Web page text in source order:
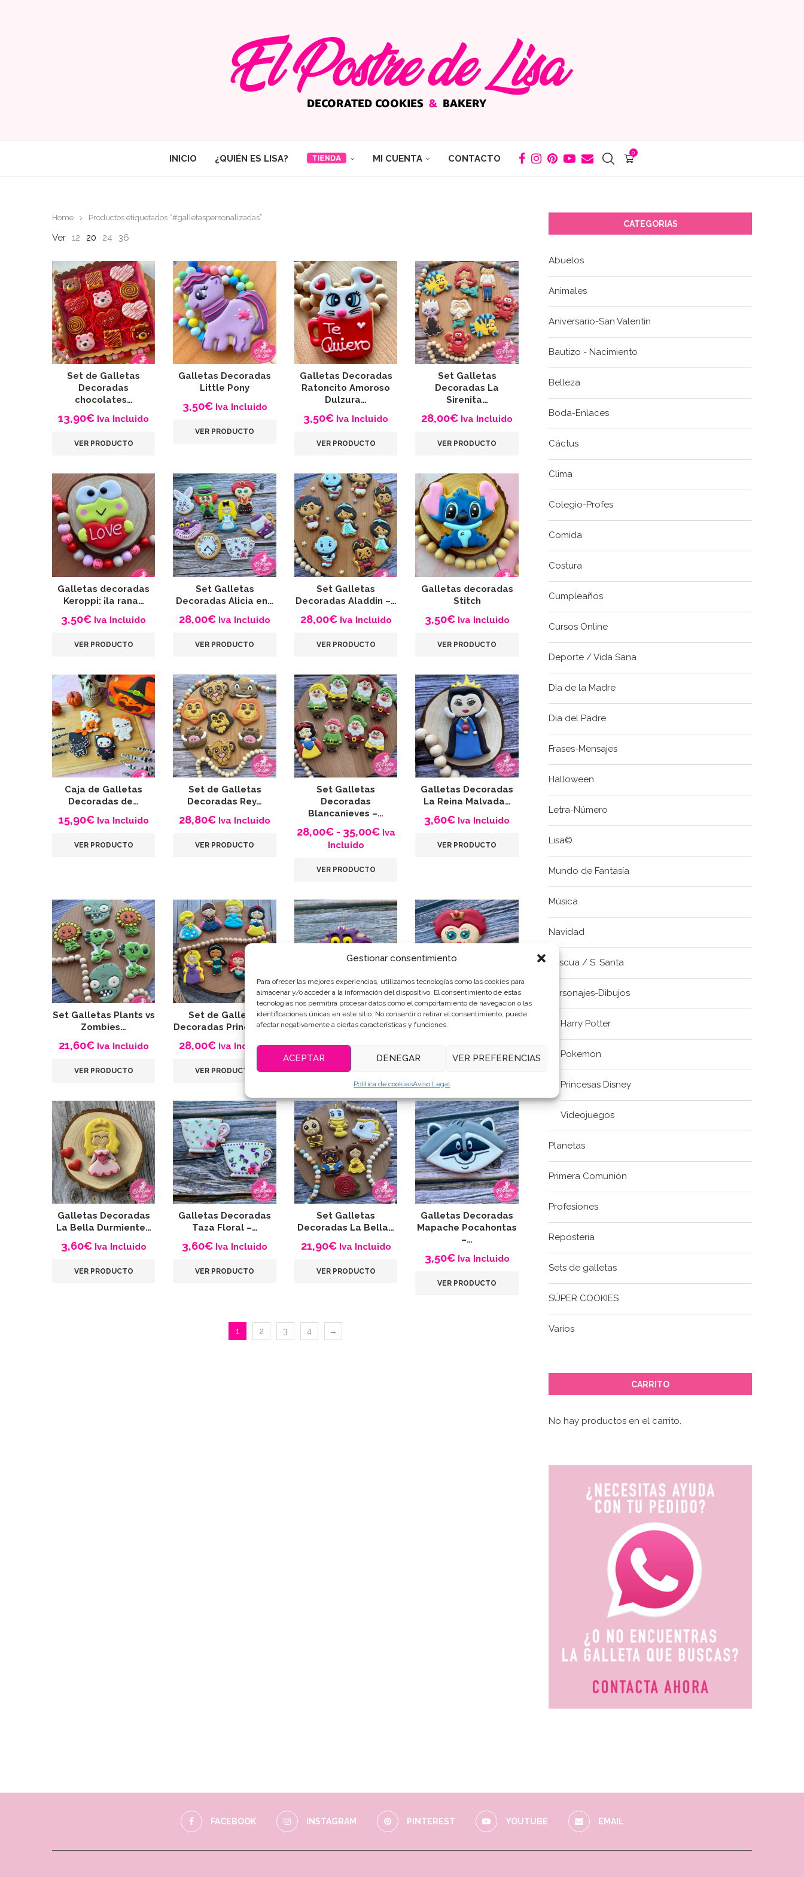
Gestionar consentimiento
Para ofrecer las mejores experiencias, utilizamos tecnologías como las cookies para
almacenar y/o acceder a la información del dispositivo. El consentimiento de estas
tecnologías nos permitirá procesar datos como el comportamiento de navegación o las
identificaciones únicas en este sitio. No consentir o retirar el consentimiento, puede
afectar negativamente a ciertas características y funciones.
ACEPTAR DENEGAR VER PREFERENCIAS
Política de cookiesAviso Legal
INICIO ¿QUIÉN ES LISA? MI CUENTA CONTACTO
0
Home Productos etiquetados “#galletaspersonalizadas”
Ver 12 20 24 36
Set de Galletas
Decoradas
chocolates…
13,90€ Iva Incluido
VER PRODUCTO
Galletas Decoradas
Little Pony
3,50€ Iva Incluido
VER PRODUCTO
Galletas Decoradas
Ratoncito Amoroso
Dulzura…
3,50€ Iva Incluido
VER PRODUCTO
Set Galletas
Decoradas La
Sirenita…
28,00€ Iva Incluido
VER PRODUCTO
Galletas decoradas
Keroppi: ¡la rana…
3,50€ Iva Incluido
VER PRODUCTO
Set Galletas
Decoradas Alicia en…
28,00€ Iva Incluido
VER PRODUCTO
Set Galletas
Decoradas Aladdin –…
28,00€ Iva Incluido
VER PRODUCTO
Galletas decoradas
Stitch
3,50€ Iva Incluido
VER PRODUCTO
Caja de Galletas
Decoradas de…
15,90€ Iva Incluido
VER PRODUCTO
Set de Galletas
Decoradas Rey…
28,80€ Iva Incluido
VER PRODUCTO
Set Galletas
Decoradas
Blancanieves –…
28,00€ - 35,00€Rango
35,00€
Iva
Incluido
VER PRODUCTO
Galletas Decoradas
La Reina Malvada…
3,60€ Iva Incluido
VER PRODUCTO
Set Galletas Plants vs
Zombies…
21,60€ Iva Incluido
VER PRODUCTO
Set de Galletas
Decoradas Princesas…
28,00€ Iva Incluido
VER PRODUCTO
Galletas Decoradas
Gato de Cheshire…
3,50€ Iva Incluido
VER PRODUCTO
Galletas Decoradas
Reina Roja
Galletas Decoradas
La Bella Durmiente…
3,60€ Iva Incluido
VER PRODUCTO
Galletas Decoradas
Taza Floral –…
3,60€ Iva Incluido
VER PRODUCTO
Set Galletas
Decoradas La Bella…
21,90€ Iva Incluido
VER PRODUCTO
Galletas Decoradas
Mapache Pocahontas
–…
3,50€ Iva Incluido
VER PRODUCTO
1 2 3 4 →
CATEGORIAS
Abuelos
Animales
Aniversario-San Valentín
Bautizo - Nacimiento
Belleza
Boda-Enlaces
Cáctus
Clima
Colegio-Profes
Comida
Costura
Cumpleaños
Cursos Online
Deporte / Vida Sana
Dia de la Madre
Dia del Padre
Frases-Mensajes
Halloween
Letra-Número
Lisa©
Mundo de Fantasía
Música
Navidad
Pascua / S. Santa
Personajes-Dibujos
Harry Potter
Pokemon
Princesas Disney
Videojuegos
Planetas
Primera Comunión
Profesiones
Reposteria
Sets de galletas
SÚPER COOKIES
Varios
CARRITO
No hay productos en el carrito.
FACEBOOK INSTAGRAM PINTEREST YOUTUBE EMAIL